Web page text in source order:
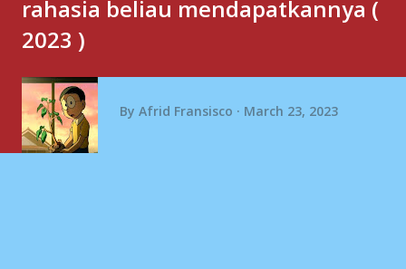
rahasia beliau mendapatkannya (
2023 )
By Afrid Fransisco March 23, 2023